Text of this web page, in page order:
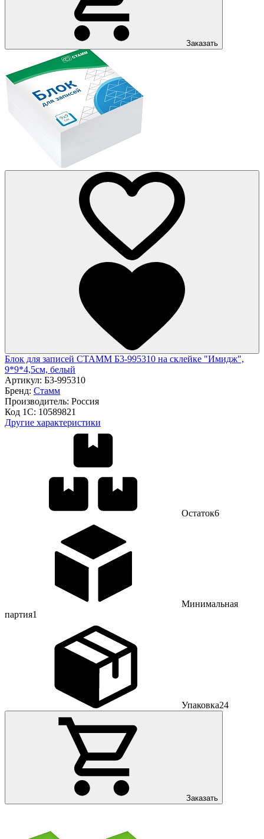
Заказать
Блок для записей СТАММ Б3-995310 на склейке "Имидж",
9*9*4,5см, белый
Артикул: Б3-995310
Бренд: Стамм
Производитель: Россия
Код 1С: 10589821
Другие характеристики
Остаток6
Минимальная
партия1
Упаковка24
Заказать